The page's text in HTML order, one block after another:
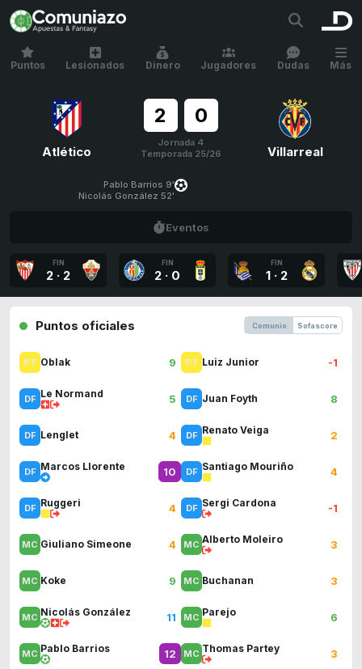
Puntos Lesionados Dinero Jugadores Dudas Más
Atlético
2 0
Jornada 4
Temporada 25/26
Villarreal
Pablo Barrios 9'
Nicolás González 52'
Eventos
FIN
2 · 2
FIN
2 · 0
FIN
1 · 2
Puntos oficiales Comunio Sofascore
Oblak 9
Le Normand 5
Lenglet 4
Marcos Llorente 10
Ruggeri 4
Giuliano Simeone 4
Koke 9
Nicolás González 11
Pablo Barrios 12
Luiz Junior -1
Juan Foyth 8
Renato Veiga 2
Santiago Mouriño 4
Sergi Cardona -1
Alberto Moleiro 3
Buchanan 3
Parejo 6
Thomas Partey 3